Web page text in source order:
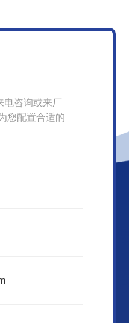
电咨询或来厂
您配置合适的